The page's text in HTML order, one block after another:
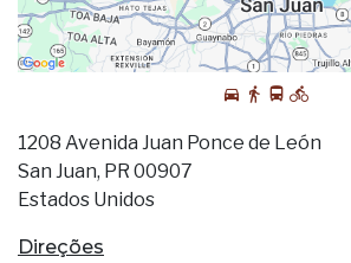
1208 Avenida Juan Ponce de León
San Juan, PR 00907
Estados Unidos
Direções